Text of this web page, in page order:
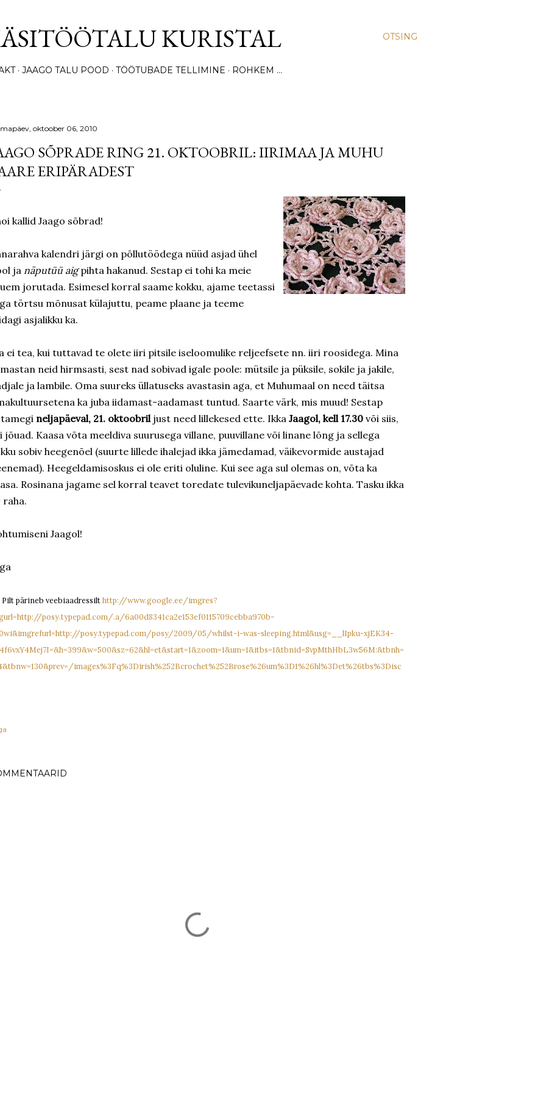
OTSING
KURISTAL
JAAGO TALU POOD TÖÖTUBADE TELLIMINE ROHKEM …
oktoober 06, 2010
SÕPRADE RING 21. OKTOOBRIL: IIRIMAA JA MUHU
ERIPÄRADEST
kallid Jaago sõbrad!
kalendri järgi on põllutöödega nüüd asjad ühel
janäputüü aigpihta hakanud. Sestap ei tohi ka meie
jorutada. Esimesel korral saame kokku, ajame teetassi
törtsu mõnusat külajuttu, peame plaane ja teeme
asjalikku ka.
ei tea, kui tuttavad te olete iiri pitsile iseloomulike reljeefsete nn. iiri roosidega. Mina
neid hirmsasti, sest nad sobivad igale poole: mütsile ja püksile, sokile ja jakile,
ja lambile. Oma suureks üllatuseks avastasin aga, et Muhumaal on need täitsa
ka juba iidamast-aadamast tuntud. Saarte värk, mis muud! Sestap
neljapäeval, 21. oktoobriljust need lillekesed ette. Ikka Jaagol, kell 17.30 või siis,
jõuad. Kaasa võta meeldiva suurusega villane, puuvillane või linane lõng ja sellega
sobiv heegenõel (suurte lillede ihalejad ikka jämedamad, väikevormide austajad
Heegeldamisoskus ei ole eriti oluline. Kui see aga sul olemas on, võta ka
Rosinana jagame sel korral teavet toredate tulevikuneljapäevade kohta. Tasku ikka
raha.
Jaagol!
Pilt pärineb veebiaadressilthttp://www.google.ee/imgres?
posy.typepad.com/.a/6a00d8341ca2e153ef0115709cebba970b-
posy.typepad.com/posy/2009/05/whilst-i-was-sleeping.html&usg=__lIpku-xjEK34-
images%3Fq%3Dirish%252Bcrochet%252Brose%26um%3D1%26hl%3Det%26tbs%3Disc